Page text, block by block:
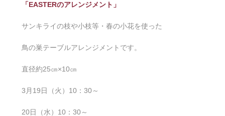
「EASTERのアレンジメント」
サンキライの枝や小枝等・春の小花を使った
鳥の巣テーブルアレンジメントです。
直径約25㎝×10㎝
3月19日（火）10：30～
20日（水）10：30～